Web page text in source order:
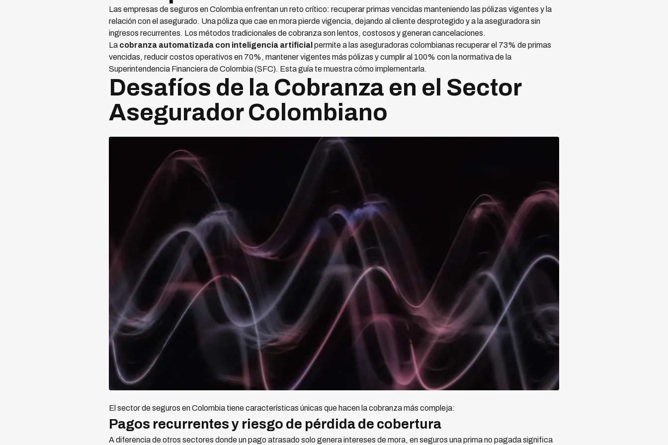
Las empresas de seguros en Colombia enfrentan un reto crítico: recuperar primas vencidas manteniendo las pólizas vigentes y la
relación con el asegurado. Una póliza que cae en mora pierde vigencia, dejando al cliente desprotegido y a la aseguradora sin
ingresos recurrentes. Los métodos tradicionales de cobranza son lentos, costosos y generan cancelaciones.
La cobranza automatizada con inteligencia artificial permite a las aseguradoras colombianas recuperar el 73% de primas
vencidas, reducir costos operativos en 70%, mantener vigentes más pólizas y cumplir al 100% con la normativa de la
Superintendencia Financiera de Colombia (SFC). Esta guía te muestra cómo implementarla.
Desafíos de la Cobranza en el Sector
Asegurador Colombiano
El sector de seguros en Colombia tiene características únicas que hacen la cobranza más compleja:
Pagos recurrentes y riesgo de pérdida de cobertura
A diferencia de otros sectores donde un pago atrasado solo genera intereses de mora, en seguros una prima no pagada significa